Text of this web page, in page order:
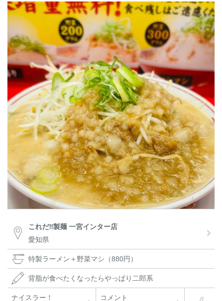
これだ‼︎製麺 一宮インター店
愛知県
特製ラーメン＋野菜マシ（880円）
背脂が食べたくなったらやっぱり二郎系
ナイスラー！ コメント